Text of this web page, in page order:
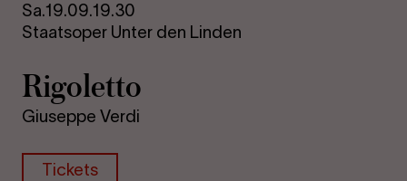
Sa.19.09.19.30
Staatsoper Unter den Linden
Ri­go­let­to
Giuseppe Verdi
Tickets